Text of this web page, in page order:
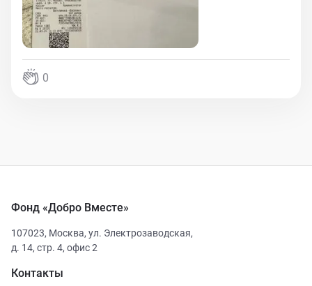
0
Фонд «Добро Вместе»
107023, Москва, ул. Электрозаводская,
д. 14, стр. 4, офис 2
Контакты